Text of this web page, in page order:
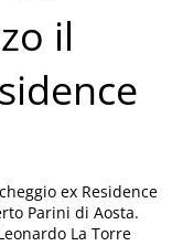
il
ex Residence
Parini di Aosta.
La Torre